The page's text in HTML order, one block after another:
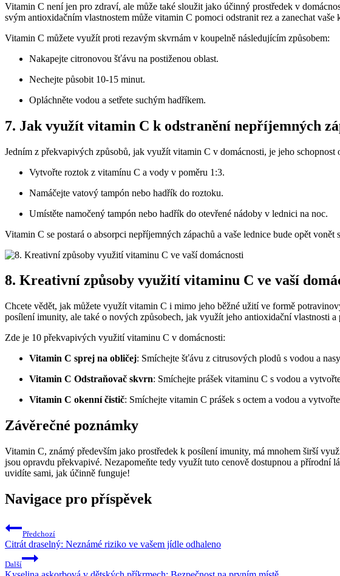
Vitamin C není jen pro zdraví, ale může také sloužit jako účinný prostředek v
svým antioxidačním vlastnostem může vitamin C pomoci odstranit rez a zanechat
Vitamin C můžete využít proti rezavým skvrnám v koupelně následujícím způsobem:
Nakapejte citronovou šťávu na postiženou oblast.
Nechejte působit 10-15 minut.
Opláchněte vodou a setřete suchým hadříkem.
7. Jak využít vitamin C k odstranění nepříjemných
Jedním z překvapivých způsobů, jak využít vitamin C v domácnosti, je jeho
Vytvořte roztok z vitamínu C a vody v poměru 1:3.
Namáčejte vatový tampón nebo hadřík do roztoku.
Umístěte namočený tampón nebo hadřík do otevřené nádoby v lednici na noc.
Vitamin C se postará o absorpci nepříjemných zápachů a vaše lednice bude opět vonět
8. Kreativní způsoby využití vitaminu C ve vaší
Chcete vědět, jak můžete využít vitamin C i mimo jeho běžné užití ve formě
posílení imunity, ale také o nových způsobech, jak využít jeho antioxidační vlastnosti
Zde je 10 překvapivých využití vitaminu C v domácnosti:
Vitamin C sprej na obličej: Smíchejte šťávu z citrusových plodů s vodou a
Vitamin C Odstraňovač skvrn: Smíchejte prášek vitaminu C s vodou a
Vitamin C okenní čistič: Smíchejte vitamin C prášek s octem a vodou a
Závěrečné poznámky
Vitamin C, známý především jako prostředek k posílení imunity, má mnohem širší
jsou opravdu překvapivé. Nezapomeňte tedy využít tuto cenově dostupnou a přírodní
uvidíte sami, jak účinně funguje!
Navigace pro příspěvek
Předchozí
Citrát draselný: Neznámé riziko ve vašem jídle odhaleno
Další